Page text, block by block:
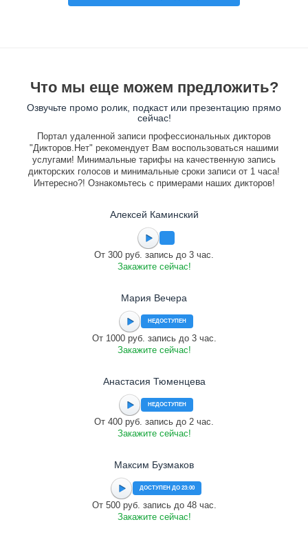
Что мы еще можем предложить?
Озвучьте промо ролик, подкаст или презентацию прямо
сейчас!
Портал удаленной записи профессиональных дикторов
"Дикторов.Нет" рекомендует Вам воспользоваться нашими
услугами! Минимальные тарифы на качественную запись
дикторских голосов и минимальные сроки записи от 1 часа!
Интересно?! Ознакомьтесь с примерами наших дикторов!
Алексей Каминский
От 300 руб. запись до 3 час.
Закажите сейчас!
Мария Вечера
НЕДОСТУПЕН
От 1000 руб. запись до 3 час.
Закажите сейчас!
Анастасия Тюменцева
НЕДОСТУПЕН
От 400 руб. запись до 2 час.
Закажите сейчас!
Максим Бузмаков
ДОСТУПЕН ДО 23:00
От 500 руб. запись до 48 час.
Закажите сейчас!